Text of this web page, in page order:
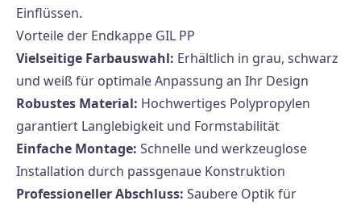
Einflüssen.
Vorteile der Endkappe GIL PP
Vielseitige Farbauswahl: Erhältlich in grau, schwarz
und weiß für optimale Anpassung an Ihr Design
Robustes Material: Hochwertiges Polypropylen
garantiert Langlebigkeit und Formstabilität
Einfache Montage: Schnelle und werkzeuglose
Installation durch passgenaue Konstruktion
Professioneller Abschluss: Saubere Optik für